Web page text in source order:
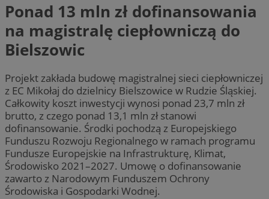
Ponad 13 mln zł dofinansowania
na magistralę ciepłowniczą do
Bielszowic
Projekt zakłada budowę magistralnej sieci ciepłowniczej
z EC Mikołaj do dzielnicy Bielszowice w Rudzie Śląskiej.
Całkowity koszt inwestycji wynosi ponad 23,7 mln zł
brutto, z czego ponad 13,1 mln zł stanowi
dofinansowanie. Środki pochodzą z Europejskiego
Funduszu Rozwoju Regionalnego w ramach programu
Fundusze Europejskie na Infrastrukturę, Klimat,
Środowisko 2021–2027. Umowę o dofinansowanie
zawarto z Narodowym Funduszem Ochrony
Środowiska i Gospodarki Wodnej.